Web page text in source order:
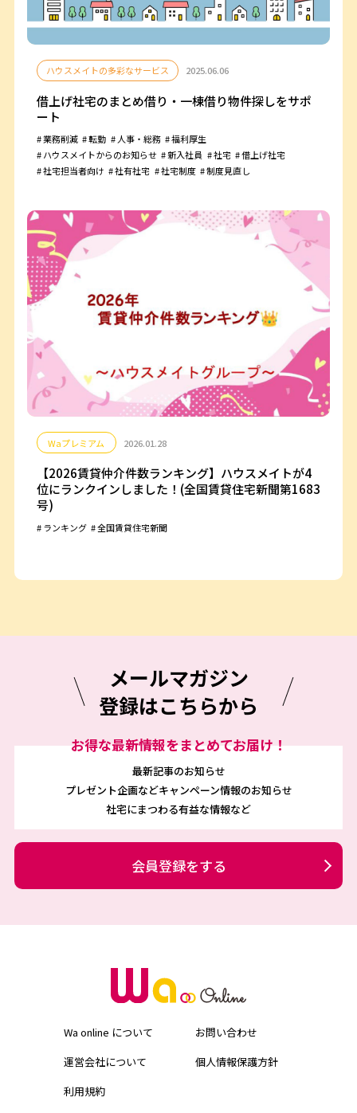
ハウスメイトの多彩なサービス 2025.06.06
借上げ社宅のまとめ借り・一棟借り物件探しをサポ
ート
業務削減 転勤 人事・総務
福利厚生
ハウスメイトからのお知らせ
新入社員 社宅
借上げ社宅
社宅担当者向け
社有社宅 社宅制度 制度見直し
Waプレミアム 2026.01.28
【2026賃貸仲介件数ランキング】ハウスメイトが4
位にランクインしました！(全国賃貸住宅新聞第1683
号)
ランキング 全国賃貸住宅新聞
メールマガジン
登録はこちらから
お得な最新情報をまとめてお届け！
最新記事のお知らせ
プレゼント企画などキャンペーン情報のお知らせ
社宅にまつわる有益な情報など
会員登録をする
Wa online について
運営会社について
お問い合わせ
個人情報保護方針
利用規約